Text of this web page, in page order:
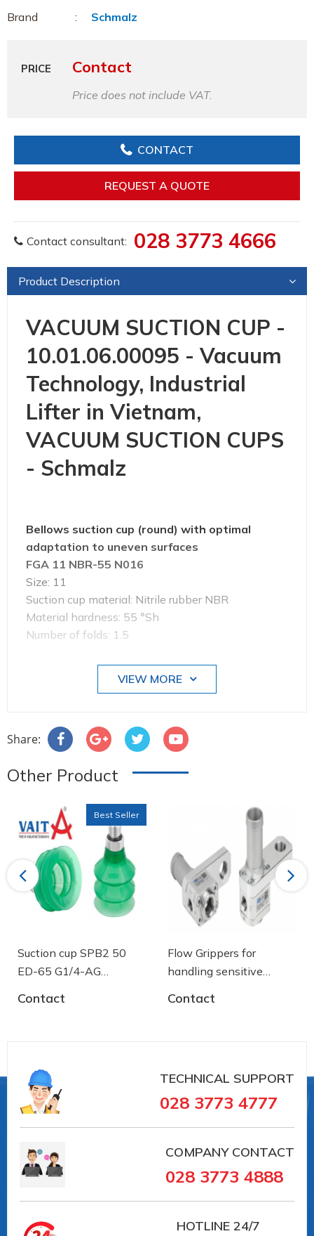
Brand
Schmalz
PRICE Contact
Price does not include VAT.
CONTACT
REQUEST A QUOTE
Contact consultant: 028 3773 4666
Product Description
VACUUM SUCTION CUP -
10.01.06.00095 - Vacuum
Technology, Industrial
Lifter in Vietnam,
VACUUM SUCTION CUPS
- Schmalz
Bellows suction cup (round) with optimal
adaptation to uneven surfaces
FGA 11 NBR-55 N016
Size: 11
Suction cup material: Nitrile rubber NBR
Material hardness: 55 °Sh
Number of folds: 1.5
##numhutchankhong #schmalz #phukiennang
VIEW MORE
Share:
Other Product
Previous
Best Seller
Suction cup SPB2 50
ED-65 G1/4-AG
Contact
Flow Grippers for
handling sensitive
Contact
Next
TECHNICAL SUPPORT
028 3773 4777
COMPANY CONTACT
028 3773 4888
HOTLINE 24/7